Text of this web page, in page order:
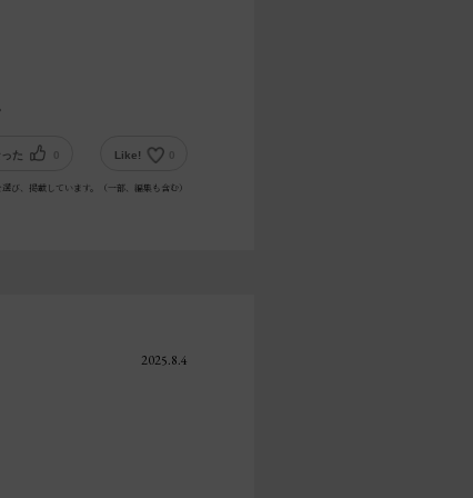
た 0 Like! 0
び、掲載しています。（一部、編集も含む）
2025.8.4